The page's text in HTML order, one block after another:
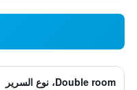
Double room، نوع السرير